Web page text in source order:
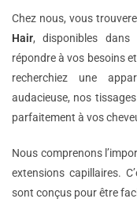
Chez nous, vous
Hair, disponibles dans
répondre à vos besoins
recherchiez une
audacieuse, nos
parfaitement à vos
Nous comprenons
extensions capillaires.
sont conçus pour être